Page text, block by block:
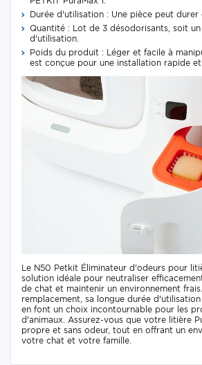
Durée d'utilisation : Une pièce peut durer
Quantité : Lot de 3 désodorisants, soit
d'utilisation.
Poids du produit : Léger et facile à
est conçue pour une installation rapide et
Le N50 Petkit Éliminateur d'odeurs pour
solution idéale pour neutraliser
de chat et maintenir un environnement
remplacement, sa longue durée
en font un choix incontournable pour les
d'animaux. Assurez-vous que votre litière
propre et sans odeur, tout en offrant un
votre chat et votre famille.